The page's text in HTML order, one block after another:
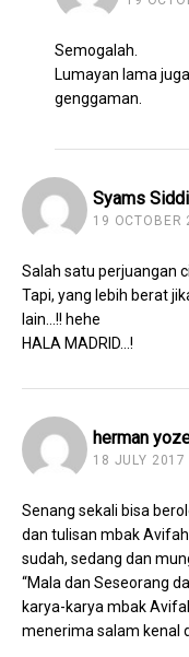
Semogalah.
Lumayan lama
genggaman.
Syams
19 OCTOBER
Salah satu perjuangan
Tapi, yang lebih berat
lain…!! hehe
HALA MADRID…!
herman
18 JULY
Senang sekali bisa
dan tulisan mbak
sudah, sedang dan
“Mala dan Seseorang
karya-karya mbak
menerima salam kenal